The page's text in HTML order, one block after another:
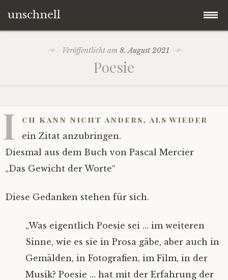
unschnell
Verba
Veröffentlicht am 8. August 2021
Poesie
I ch kann nicht anders, als wieder
ein Zitat anzubringen.
Diesmal aus dem Buch von Pascal Mercier
„Das Gewicht der Worte“
Diese Gedanken stehen für sich.
„Was eigentlich Poesie sei … im weiteren
Sinne, wie es sie in Prosa gäbe, aber auch in
Gemälden, in Fotografien, im Film, in der
Musik? Poesie … hat mit der Erfahrung der